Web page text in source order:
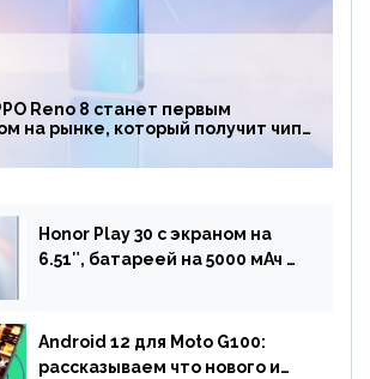
Reno 8 станет первым
на рынке, который получит чип
Honor Play 30 с экраном на
6.51″, батареей на 5000 мАч и
Android 12 для Moto G100:
рассказываем что нового и